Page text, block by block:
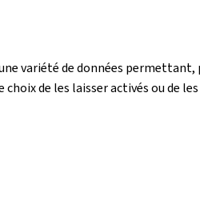
variété de données permettant,
de les laisser activés ou de